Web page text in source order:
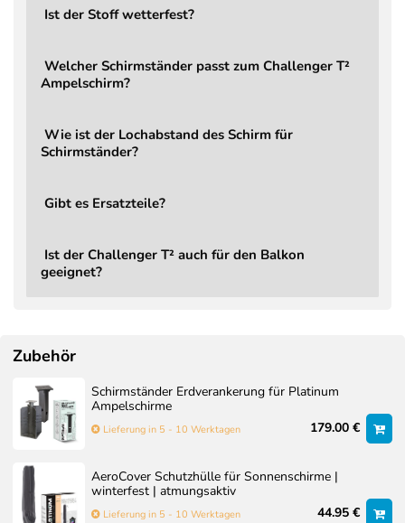
Kippbar
Ja, 2D (rückwärts und seitlich)
Verstellung
Verstellhebel
Mast
8,6 × 5,3 cm
LED
Nein (optional aufrüstbar)
Lieferumfang
Ampelschirm Challenger T² Premium,
Ist der Stoff wetterfest?
Welcher Schirmständer passt zum Challenger T²
Ampelschirm?
Wie ist der Lochabstand des Schirm für
Schirmständer?
Gibt es Ersatzteile?
Ist der Challenger T² auch für den Balkon
geeignet?
Zubehör
Schirmständer Erdverankerung für Platinum
Ampelschirme
Lieferung in 5 - 10 Werktagen 179.00 €
AeroCover Schutzhülle für Sonnenschirme |
winterfest | atmungsaktiv
Lieferung in 5 - 10 Werktagen 44.95 €